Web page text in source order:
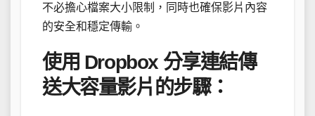
不必擔心檔案大小限制，同時也確保影片內容
的安全和穩定傳輸。
使用 Dropbox 分享連結傳
送大容量影片的步驟：